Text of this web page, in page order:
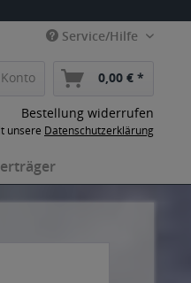
Service/Hilfe
0,00 € *
Bestellung widerrufen
unsere Datenschutzerklärung